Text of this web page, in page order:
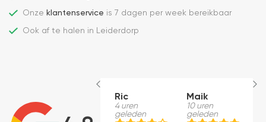
Onze klantenservice is 7 dagen per week bereikbaar
Ook af te halen in Leiderdorp
Ric
4 uren
geleden
Maik
10 uren
geleden